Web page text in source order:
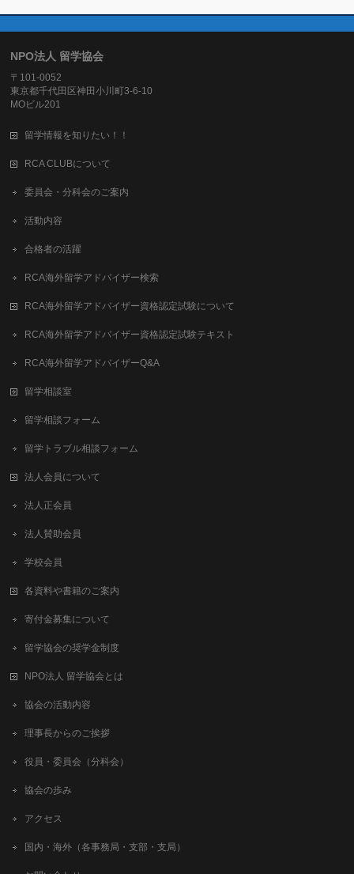
NPO法人 留学協会
〒101-0052
東京都千代田区神田小川町3-6-10
MOビル201
留学情報を知りたい！！
RCA CLUBについて
委員会・分科会のご案内
活動内容
合格者の活躍
RCA海外留学アドバイザー検索
RCA海外留学アドバイザー資格認定試験について
RCA海外留学アドバイザー資格認定試験テキスト
RCA海外留学アドバイザーQ&A
留学相談室
留学相談フォーム
留学トラブル相談フォーム
法人会員について
法人正会員
法人賛助会員
学校会員
各資料や書籍のご案内
寄付金募集について
留学協会の奨学金制度
NPO法人 留学協会とは
協会の活動内容
理事長からのご挨拶
役員・委員会（分科会）
協会の歩み
アクセス
国内・海外（各事務局・支部・支局）